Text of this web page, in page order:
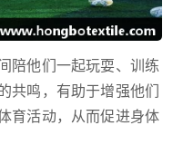
陪他们一起玩耍、训练
共鸣，有助于增强他们
育活动，从而促进身体